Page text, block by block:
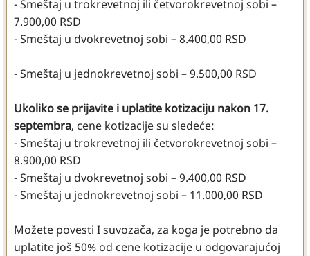
- Smeštaj u trokrevetnoj ili četvorokrevetnoj sobi –
7.900,00 RSD
- Smeštaj u dvokrevetnoj sobi – 8.400,00 RSD
- Smeštaj u jednokrevetnoj sobi – 9.500,00 RSD
Ukoliko se prijavite i uplatite kotizaciju nakon 17.
septembra, cene kotizacije su sledeće:
- Smeštaj u trokrevetnoj ili četvorokrevetnoj sobi –
8.900,00 RSD
- Smeštaj u dvokrevetnoj sobi – 9.400,00 RSD
- Smeštaj u jednokrevetnoj sobi – 11.000,00 RSD
Možete povesti I suvozača, za koga je potrebno da
uplatite još 50% od cene kotizacije u odgovarajućoj